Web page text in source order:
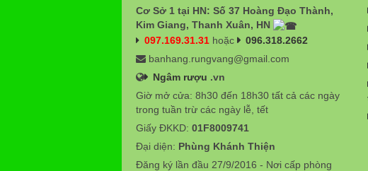
Cơ Sở 1 tại HN: Số 37 Hoàng Đạo Thành,
Kim Giang, Thanh Xuân, HN
097.169.31.31 hoặc
096.318.2662
banhang.rungvang@gmail.com
Ngâm rượu .vn
Giờ mở cửa: 8h30 đến 18h30 tất cả các ngày
trong tuần trừ các ngày lễ, tết
Giấy ĐKKD: 01F8009741
Đại diện: Phùng Khánh Thiện
Đăng ký lần đầu 27/9/2016 - Nơi cấp phòng